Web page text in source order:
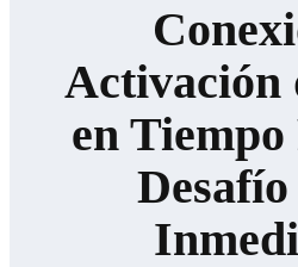
Activación
en